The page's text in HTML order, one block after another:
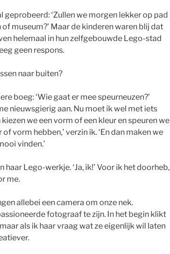
geprobeerd: ‘Zullen we morgen lekker op pad
of museum?’ Maar de kinderen waren blij dat
helemaal in hun zelfgebouwde Lego-stad
geen respons.
naar buiten?
boeg: ‘Wie gaat er mee speurneuzen?’
nieuwsgierig aan. Nu moet ik wel met iets
kiezen we een vorm of een kleur en speuren we
vorm hebben,’ verzin ik. ‘En dan maken we
vinden.’
haar Lego-werkje. ‘Ja, ik!’ Voor ik het doorheb,
me.
allebei een camera om onze nek.
fotograaf te zijn. In het begin klikt
als ik haar vraag wat ze eigenlijk wil laten